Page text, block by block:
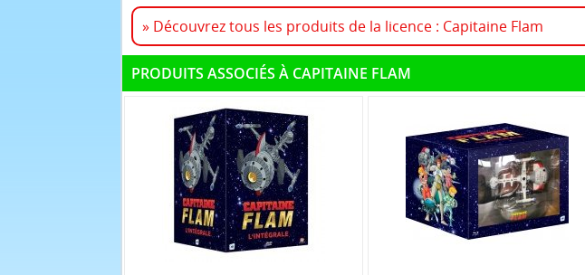
» Découvrez tous les produits de la licence : Capitaine Flam
PRODUITS ASSOCIÉS À CAPITAINE FLAM